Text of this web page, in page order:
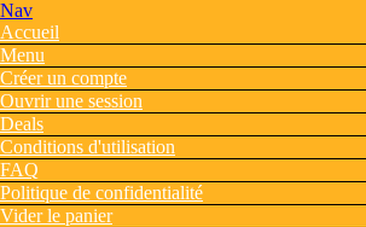
Nav
Accueil
Menu
Créer un compte
Ouvrir une session
Deals
Conditions d'utilisation
FAQ
Politique de confidentialité
Vider le panier